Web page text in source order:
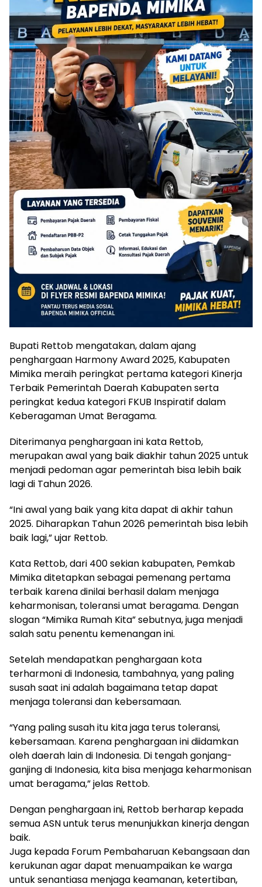
Bupati Rettob mengatakan, dalam ajang
penghargaan Harmony Award 2025, Kabupaten
Mimika meraih peringkat pertama kategori Kinerja
Terbaik Pemerintah Daerah Kabupaten serta
peringkat kedua kategori FKUB Inspiratif dalam
Keberagaman Umat Beragama.
Diterimanya penghargaan ini kata Rettob,
merupakan awal yang baik diakhir tahun 2025 untuk
menjadi pedoman agar pemerintah bisa lebih baik
lagi di Tahun 2026.
“Ini awal yang baik yang kita dapat di akhir tahun
2025. Diharapkan Tahun 2026 pemerintah bisa lebih
baik lagi,” ujar Rettob.
Kata Rettob, dari 400 sekian kabupaten, Pemkab
Mimika ditetapkan sebagai pemenang pertama
terbaik karena dinilai berhasil dalam menjaga
keharmonisan, toleransi umat beragama. Dengan
slogan “Mimika Rumah Kita” sebutnya, juga menjadi
salah satu penentu kemenangan ini.
Setelah mendapatkan penghargaan kota
terharmoni di Indonesia, tambahnya, yang paling
susah saat ini adalah bagaimana tetap dapat
menjaga toleransi dan kebersamaan.
“Yang paling susah itu kita jaga terus toleransi,
kebersamaan. Karena penghargaan ini diidamkan
oleh daerah lain di Indonesia. Di tengah gonjang-
ganjing di Indonesia, kita bisa menjaga keharmonisan
umat beragama,” jelas Rettob.
Dengan penghargaan ini, Rettob berharap kepada
semua ASN untuk terus menunjukkan kinerja dengan
baik.
Juga kepada Forum Pembaharuan Kebangsaan dan
kerukunan agar dapat menuampaikan ke warga
untuk senantiasa menjaga keamanan, ketertiban,